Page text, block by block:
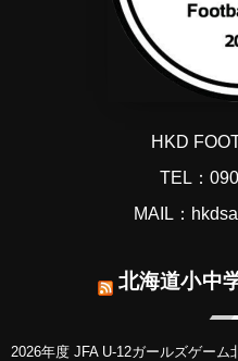
HKD
TEL：
MAIL：
北海道小中
2026年度 JFA U-12ガールズゲー